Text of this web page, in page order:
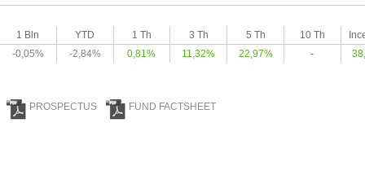
1 Bln YTD 1 Th 3 Th 5 Th 10 Th
-0,05%
-2,84% 0,81% 11,32% 22,97% -
PROSPECTUS FUND FACTSHEET